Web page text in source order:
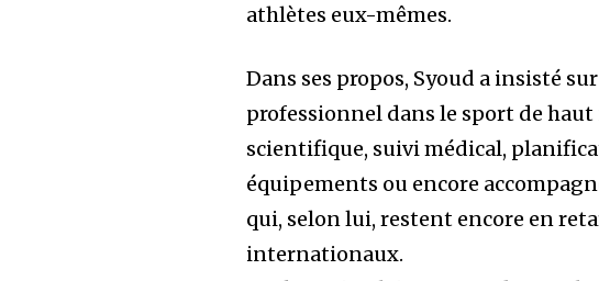
athlètes eux-mêmes.
Dans ses propos, Syoud a insisté
professionnel dans le sport de
scientifique, suivi médical,
équipements ou encore
qui, selon lui, restent encore en
internationaux.